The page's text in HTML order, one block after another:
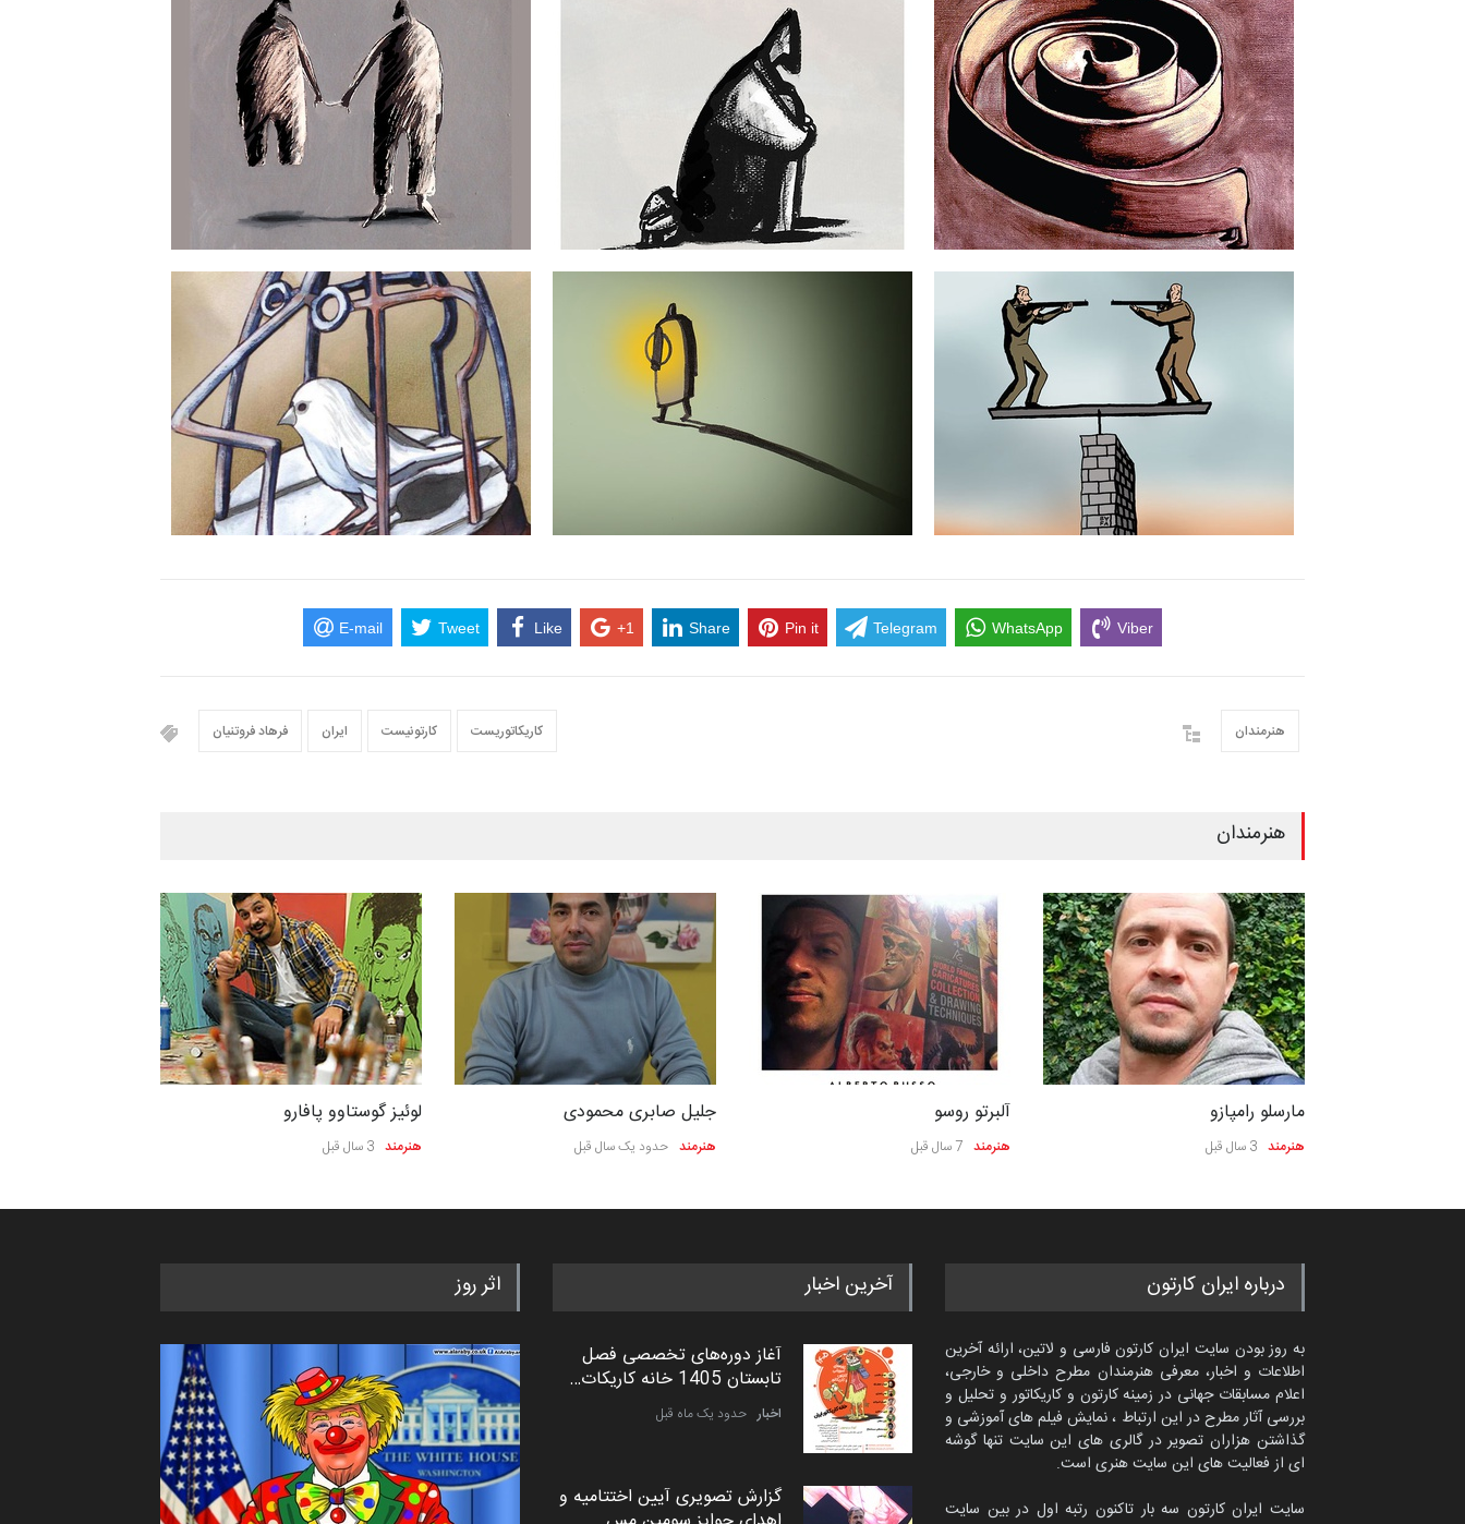
E-mail Tweet Like +1 Share Pin it Telegram WhatsApp Viber
فرهاد فروتنیان ایران کارتونیست کاریکاتوریست هنرمندان
هنرمندان
لوئیز گوستاوو پافارو
هنرمند 3 سال قبل
جلیل صابری محمودی
هنرمند حدود یک سال قبل
آلبرتو روسو
هنرمند 7 سال قبل
مارسلو رامپازو
هنرمند 3 سال قبل
درباره ایران کارتون
به روز بودن سایت ایران کارتون فارسی و لاتین، ارائه آخرین
اطلاعات و اخبار، معرفی هنرمندان مطرح داخلی و خارجی،
اعلام مسابقات جهانی در زمینه کارتون و کاریکاتور و تحلیل و
بررسی آثار مطرح در این ارتباط ، نمایش فیلم های آموزشی و
گذاشتن هزاران تصویر در گالری های این سایت تنها گوشه
ای از فعالیت های این سایت هنری است.
سایت ایران کارتون سه بار تاکنون رتبه اول در بین سایت
آخرین اخبار
آغاز دوره‌های تخصصی فصل
تابستان 1405 خانه کاریکات…
اخبار حدود یک ماه قبل
گزارش تصویری آیین اختتامیه و
اثر روز